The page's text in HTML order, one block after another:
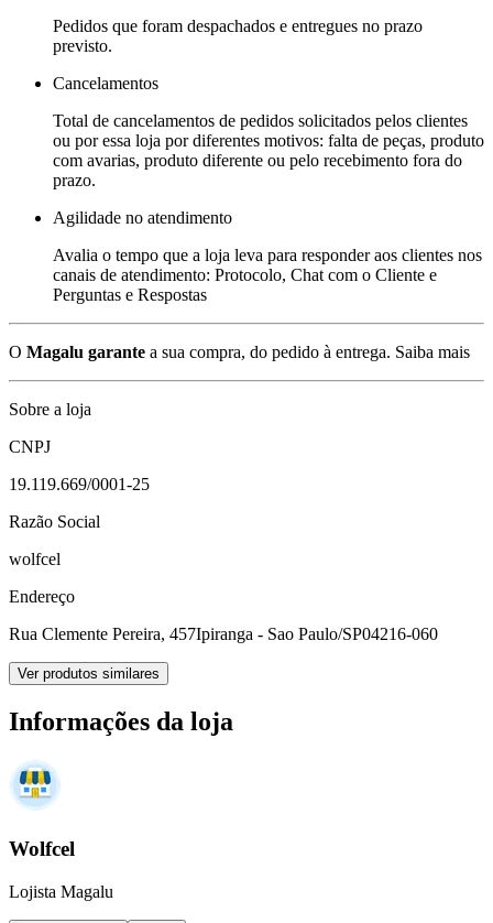
Pedidos que foram despachados e entregues no prazo
previsto.
Cancelamentos
Total de cancelamentos de pedidos solicitados pelos clientes
ou por essa loja por diferentes motivos: falta de peças, produto
com avarias, produto diferente ou pelo recebimento fora do
prazo.
Agilidade no atendimento
Avalia o tempo que a loja leva para responder aos clientes nos
canais de atendimento: Protocolo, Chat com o Cliente e
Perguntas e Respostas
O Magalu garante a sua compra, do pedido à entrega. Saiba mais
Sobre a loja
CNPJ
19.119.669/0001-25
Razão Social
wolfcel
Endereço
Rua Clemente Pereira, 457Ipiranga - Sao Paulo/SP04216-060
Ver produtos similares
Informações da loja
Wolfcel
Lojista Magalu